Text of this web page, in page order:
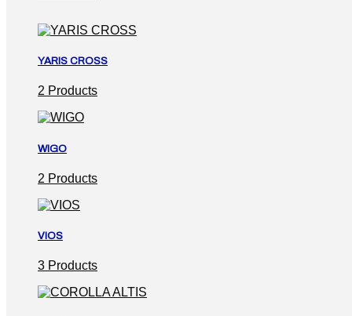
YARIS CROSS
2 Products
WIGO
2 Products
VIOS
3 Products